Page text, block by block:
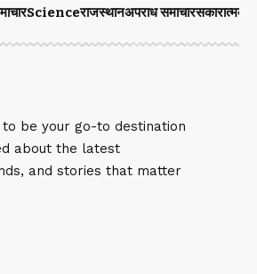
Scienceराजस्थानअपराध समाचारसकारात्मक
be your go-to destination
about the latest
and stories that matter